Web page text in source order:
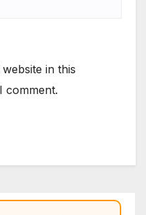
in this
comment.